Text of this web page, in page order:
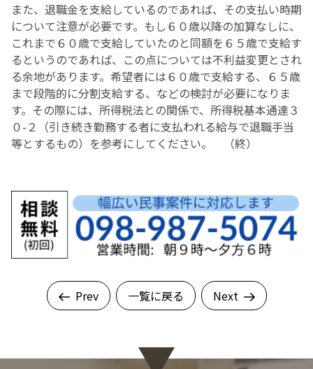
また、退職金を支給しているのであれば、その支払い時期
について注意が必要です。もし６０歳以降の加算なしに、
これまで６０歳で支給していたのと同額を６５歳で支給す
るというのであれば、この点については不利益変更とされ
る余地があります。希望者には６０歳で支給する、６５歳
まで段階的に分割支給する、などの検討が必要になりま
す。その際には、所得税法との関係で、所得税基本通達３
０-２（引き続き勤務する者に支払われる給与で退職手当
等とするもの）を参考にしてください。 （終）
Prev 一覧に戻る Next